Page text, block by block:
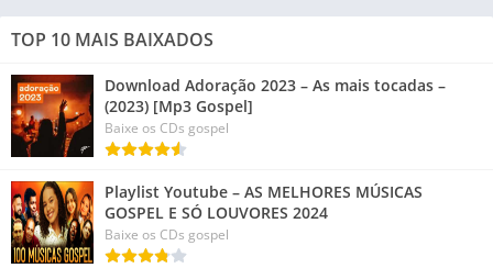
TOP 10 MAIS BAIXADOS
Download Adoração 2023 – As mais tocadas –
(2023) [Mp3 Gospel]
Baixe os CDs gospel
Playlist Youtube – AS MELHORES MÚSICAS
GOSPEL E SÓ LOUVORES 2024
Baixe os CDs gospel